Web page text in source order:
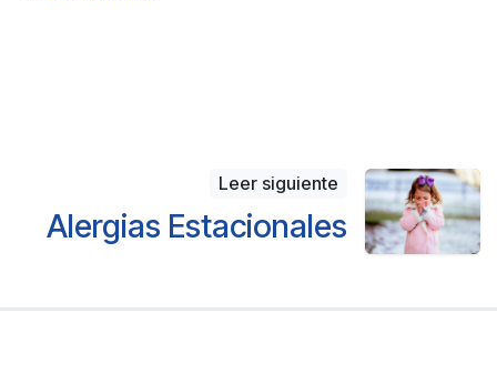
Leer siguiente
Alergias Estacionales